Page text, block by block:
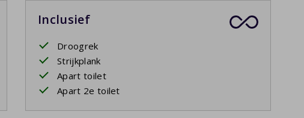
Inclusief
Droogrek
Strijkplank
Apart toilet
Apart 2e toilet